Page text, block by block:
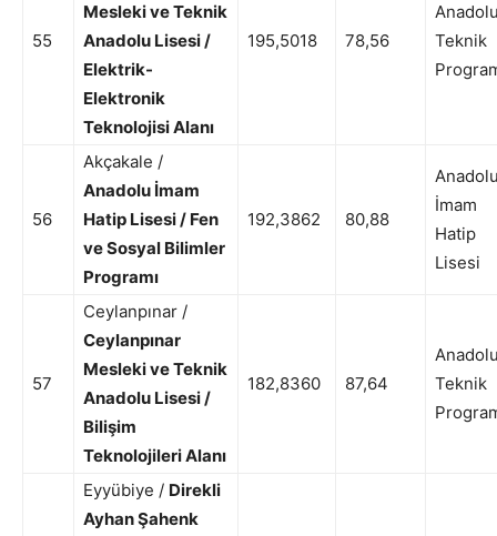
55
Mesleki ve Teknik
Anadolu Lisesi /
Elektrik-
Elektronik
Teknolojisi Alanı
195,5018 78,56
Teknik
56
Akçakale /
Anadolu İmam
Hatip Lisesi / Fen
ve Sosyal Bilimler
Programı
192,3862 80,88
İmam
Hatip
Lisesi
57
Ceylanpınar /
Ceylanpınar
Mesleki ve Teknik
Anadolu Lisesi /
Bilişim
Teknolojileri Alanı
182,8360 87,64
Teknik
Eyyübiye / Direkli
Ayhan Şahenk